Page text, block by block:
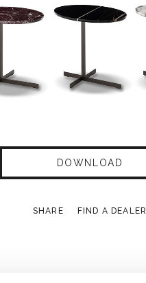
DOWNLOAD
SHARE FIND A DEALER